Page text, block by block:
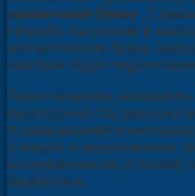
заключения брака
. С
свадьба, сыгранная в
несчастливому браку,
сам брак будет
Такое суеверие,
високосный год девушки
понравившемуся
отказать в предложении.
вынужденными, и потому
задавалась.